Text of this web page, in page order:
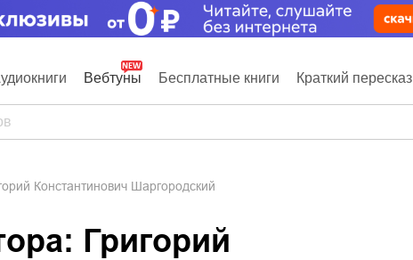
Вебтуны Бесплатные книги Краткий пересказ
Константинович Шаргородский
Григорий